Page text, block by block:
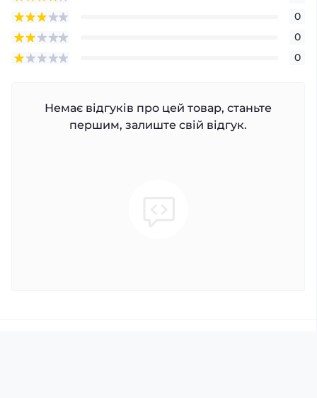
0
0
0
Немає відгуків про цей товар, станьте
першим, залиште свій відгук.